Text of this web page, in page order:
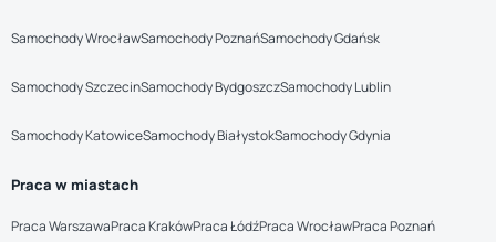
Samochody WrocławSamochody PoznańSamochody Gdańsk
Samochody SzczecinSamochody BydgoszczSamochody Lublin
Samochody KatowiceSamochody BiałystokSamochody Gdynia
Praca w miastach
Praca WarszawaPraca KrakówPraca ŁódźPraca WrocławPraca Poznań